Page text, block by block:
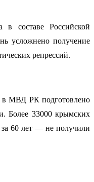
составе Российской
усложнено получение
репрессий.
в МВД РК подготовлено
Более 33000 крымских
60 лет — не получили